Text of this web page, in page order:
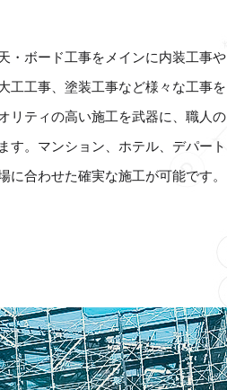
・ボード工事をメインに内装工事や
工工事、塗装工事など様々な工事を
リティの高い施工を武器に、職人の
す。マンション、ホテル、デパート
合わせた確実な施工が可能です。